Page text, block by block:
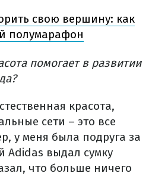
свою вершину: как
полумарафон
помогает в развитии
красота,
сети – это все
у меня была подруга за
Adidas выдал сумку
что больше ничего